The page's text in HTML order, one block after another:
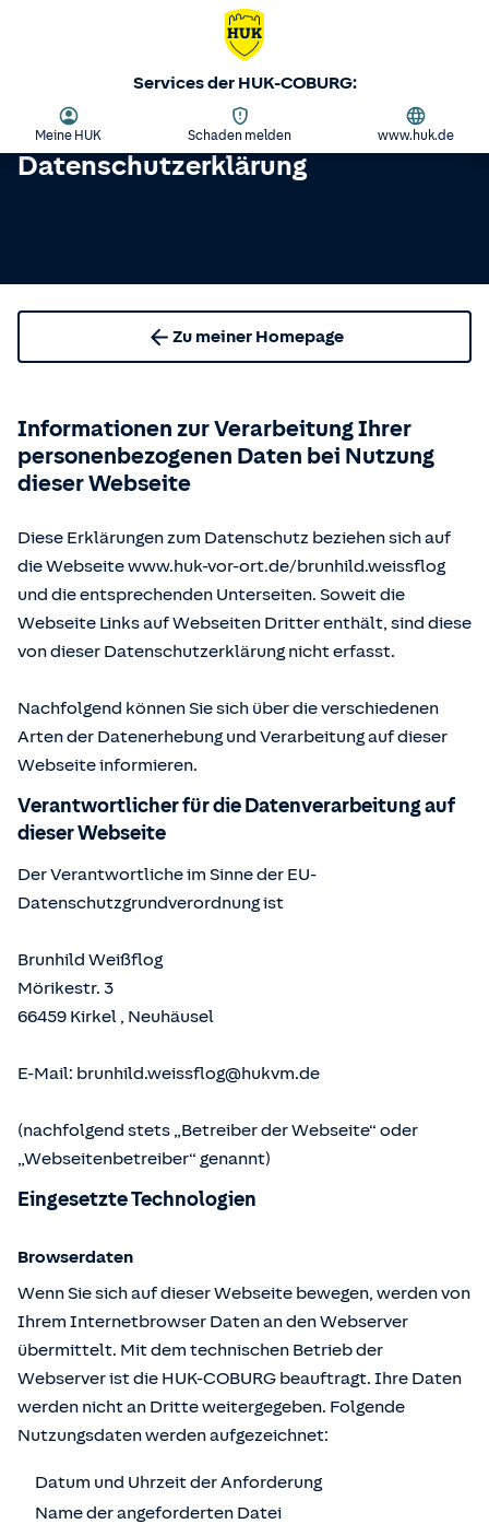
Services der HUK-COBURG:
Meine HUK Schaden melden www.huk.de
Datenschutzerklärung
Zu meiner Homepage
Informationen zur Verarbeitung Ihrer
personenbezogenen Daten bei Nutzung
dieser Webseite
Diese Erklärungen zum Datenschutz beziehen sich auf
die Webseite www.huk-vor-ort.de/brunhild.weissflog
und die entsprechenden Unterseiten. Soweit die
Webseite Links auf Webseiten Dritter enthält, sind diese
von dieser Datenschutzerklärung nicht erfasst.
Nachfolgend können Sie sich über die verschiedenen
Arten der Datenerhebung und Verarbeitung auf dieser
Webseite informieren.
Verantwortlicher für die Datenverarbeitung auf
dieser Webseite
Der Verantwortliche im Sinne der EU-
Datenschutzgrundverordnung ist
Brunhild Weißflog
Mörikestr. 3
66459 Kirkel , Neuhäusel
E-Mail: brunhild.weissflog@hukvm.de
(nachfolgend stets „Betreiber der Webseite“ oder
„Webseitenbetreiber“ genannt)
Eingesetzte Technologien
Browserdaten
Wenn Sie sich auf dieser Webseite bewegen, werden von
Ihrem Internetbrowser Daten an den Webserver
übermittelt. Mit dem technischen Betrieb der
Webserver ist die HUK-COBURG beauftragt. Ihre Daten
werden nicht an Dritte weitergegeben. Folgende
Nutzungsdaten werden aufgezeichnet:
Datum und Uhrzeit der Anforderung
Name der angeforderten Datei